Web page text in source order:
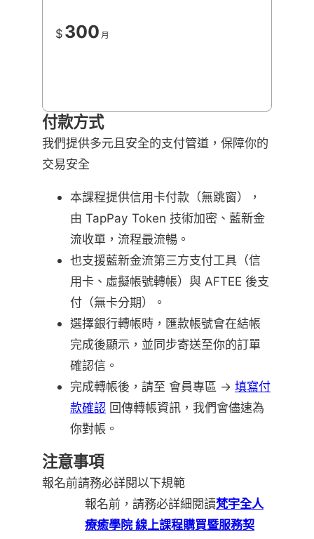
$ 300 月
付款方式
我們提供多元且安全的支付管道，保障你的
交易安全
本課程提供信用卡付款（無跳窗），
由 TapPay Token 技術加密、藍新金
流收單，流程最流暢。
也支援藍新金流第三方支付工具（信
用卡、虛擬帳號轉帳）與 AFTEE 後支
付（無卡分期）。
選擇銀行轉帳時，匯款帳號會在結帳
完成後顯示，並同步寄送至你的訂單
確認信。
完成轉帳後，請至 會員專區 → 填寫付
款確認 回傳轉帳資訊，我們會儘速為
你對帳。
注意事項
報名前請務必詳閱以下規範
報名前，請務必詳細閱讀梵宇全人
療癒學院 線上課程購買暨服務契